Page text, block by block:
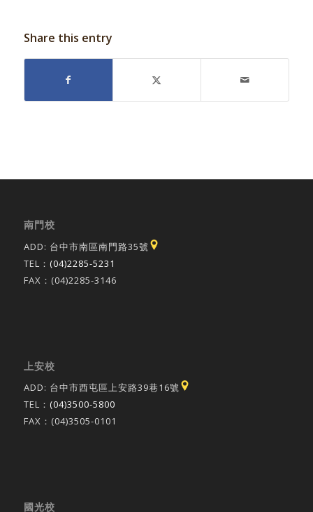
Share this entry
南門校
ADD: 台中市南區南門路35號
TEL： (04)2285-5231
FAX：(04)2285-3146
上安校
ADD: 台中市西屯區上安路39巷16號
TEL： (04)3500-5800
FAX：(04)3505-0101
國光校